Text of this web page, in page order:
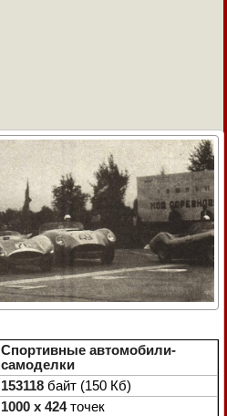
Спортивные автомобили-
самоделки
153118 байт (150 Кб)
1000 x 424точек